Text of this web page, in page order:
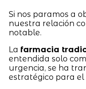
Si nos paramos a
nuestra relación
notable.
La farmacia
entendida solo
urgencia, se ha
estratégico para